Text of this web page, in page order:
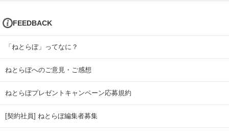
FEEDBACK
「ねとらぼ」ってなに？
ねとらぼへのご意見・ご感想
ねとらぼプレゼントキャンペーン応募規約
[契約社員] ねとらぼ編集者募集